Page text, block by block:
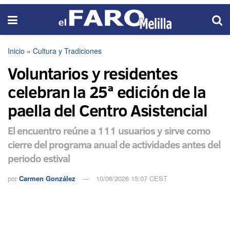
Inicio » Cultura y Tradiciones
Voluntarios y residentes
celebran la 25ª edición de la
paella del Centro Asistencial
El encuentro reúne a 111 usuarios y sirve como
cierre del programa anual de actividades antes del
periodo estival
por Carmen González 10/06/2026 15:07 CEST